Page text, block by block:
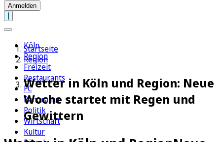
Anmelden
Köln
Region
Freizeit
Restaurants
FC
Panorama
Politik
Wirtschaft
Kultur
Startseite
Region
Wetter in Köln und Region: Neue
Woche startet mit Regen und
Gewittern